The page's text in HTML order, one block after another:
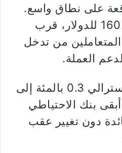
على نطاق واسع.
واستقر الين عند 160.23 للدولار، قرب
من تدخل
العملة.
كما تراجع الدولار الأسترالي 0.3 بالمئة إلى
أن أبقى بنك الاحتياطي
دون تغيير عقب